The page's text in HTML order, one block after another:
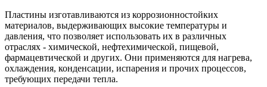
Пластины изготавливаются из коррозионностойких
материалов, выдерживающих высокие температуры и
давления, что позволяет использовать их в различных
отраслях - химической, нефтехимической, пищевой,
фармацевтической и других. Они применяются для нагрева,
охлаждения, конденсации, испарения и прочих процессов,
требующих передачи тепла.